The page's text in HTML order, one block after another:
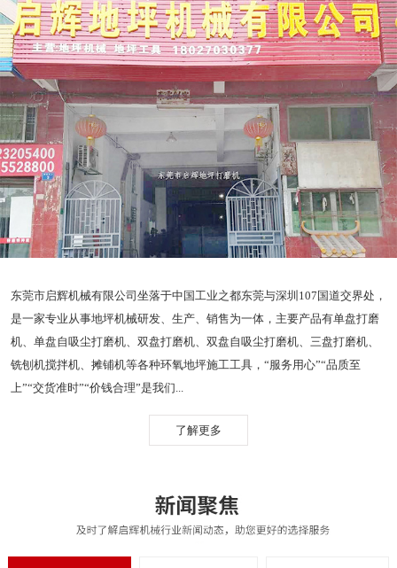
东莞市启辉机械有限公司坐落于中国工业之都东莞与深圳107国道交界处，
是一家专业从事地坪机械研发、生产、销售为一体，主要产品有单盘打磨
机、单盘自吸尘打磨机、双盘打磨机、双盘自吸尘打磨机、三盘打磨机、
铣刨机搅拌机、摊铺机等各种环氧地坪施工工具，“服务用心”“品质至
上”“交货准时”“价钱合理”是我们...
了解更多